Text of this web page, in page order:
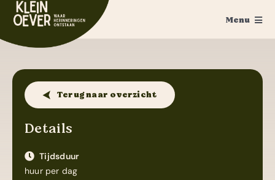
naar
inhoud
Menu
Feesten
Groepsaccommodatie
Terug naar overzicht
Details
Tijdsduur
huur per dag